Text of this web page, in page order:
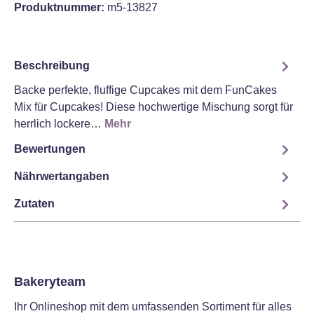
Produktnummer: m5-13827
Beschreibung
Backe perfekte, fluffige Cupcakes mit dem FunCakes
Mix für Cupcakes! Diese hochwertige Mischung sorgt für
herrlich lockere… Mehr
Bewertungen
Nährwertangaben
Zutaten
Bakeryteam
Ihr Onlineshop mit dem umfassenden Sortiment für alles